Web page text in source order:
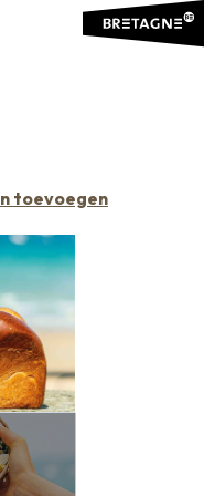
toevoegen